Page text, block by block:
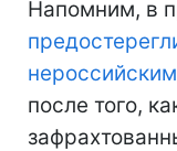
Напомним, в
после того,